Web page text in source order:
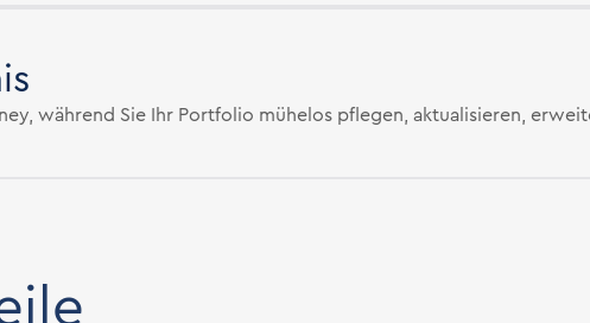
während Sie Ihr Portfolio mühelos pflegen, aktualisieren,